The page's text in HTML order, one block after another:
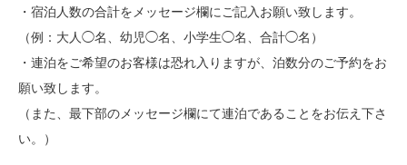
・宿泊人数の合計をメッセージ欄にご記入お願い致します。
（例：大人◯名、幼児◯名、小学生◯名、合計◯名）
・連泊をご希望のお客様は恐れ入りますが、泊数分のご予約をお
願い致します。
（また、最下部のメッセージ欄にて連泊であることをお伝え下さ
い。）